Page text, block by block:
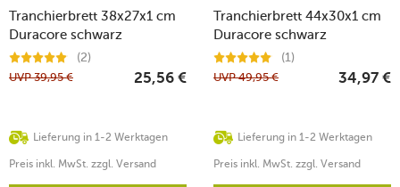
Tranchierbrett 38x27x1 cm
Duracore schwarz
(2)
Lieferung in 1-2 Werktagen
UVP39,95 € 25,56 €
Preis inkl. MwSt. zzgl. Versand
Tranchierbrett 44x30x1 cm
Duracore schwarz
(1)
Lieferung in 1-2 Werktagen
UVP49,95 € 34,97 €
Preis inkl. MwSt. zzgl. Versand